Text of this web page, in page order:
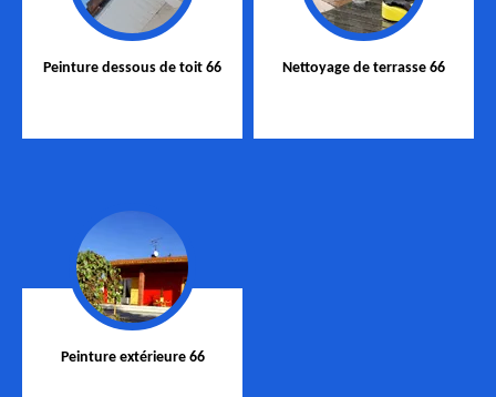
Peinture dessous de toit 66 Nettoyage de terrasse 66
Peinture extérieure 66